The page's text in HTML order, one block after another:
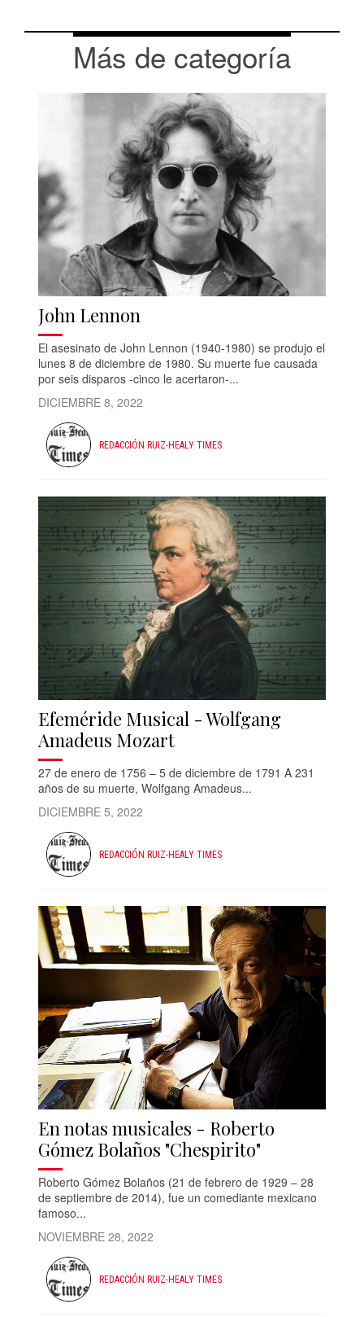
Más de categoría
John Lennon
El asesinato de John Lennon (1940-1980) se produjo el
lunes 8 de diciembre de 1980. Su muerte fue causada
por seis disparos -cinco le acertaron-...
DICIEMBRE 8, 2022
REDACCIÓN RUIZ-HEALY TIMES
Efeméride Musical - Wolfgang
Amadeus Mozart
27 de enero de 1756 – 5 de diciembre de 1791 A 231
años de su muerte, Wolfgang Amadeus...
DICIEMBRE 5, 2022
REDACCIÓN RUIZ-HEALY TIMES
En notas musicales - Roberto
Gómez Bolaños "Chespirito"
Roberto Gómez Bolaños (21 de febrero de 1929 – 28
de septiembre de 2014), fue un comediante mexicano
famoso...
NOVIEMBRE 28, 2022
REDACCIÓN RUIZ-HEALY TIMES